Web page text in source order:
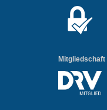
Mitgliedschaft